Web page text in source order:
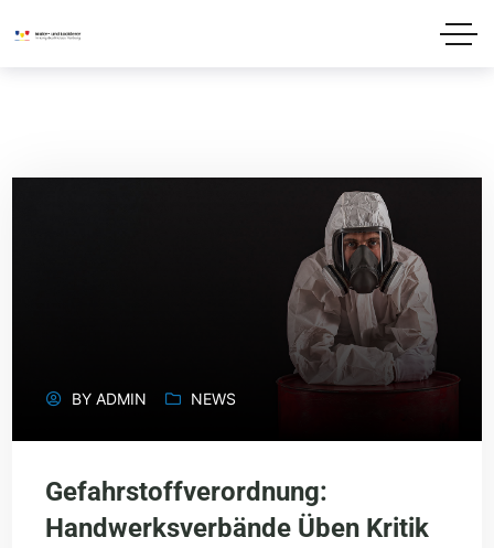
BYADMIN NEWS
Gefahrstoffverordnung:
Handwerksverbände Üben Kritik